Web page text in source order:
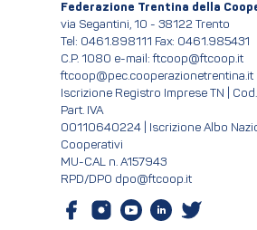
Federazione Trentina della
via Segantini, 10 - 38122 Trento
Tel: 0461.898111 Fax: 0461.985431
C.P. 1080 e-mail: ftcoop@ftcoop.it
ftcoop@pec.cooperazionetrentina.it
Iscrizione Registro Imprese TN |
Part. IVA
00110640224 | Iscrizione Albo
Cooperativi
MU-CAL n. A157943
RPD/DPO dpo@ftcoop.it